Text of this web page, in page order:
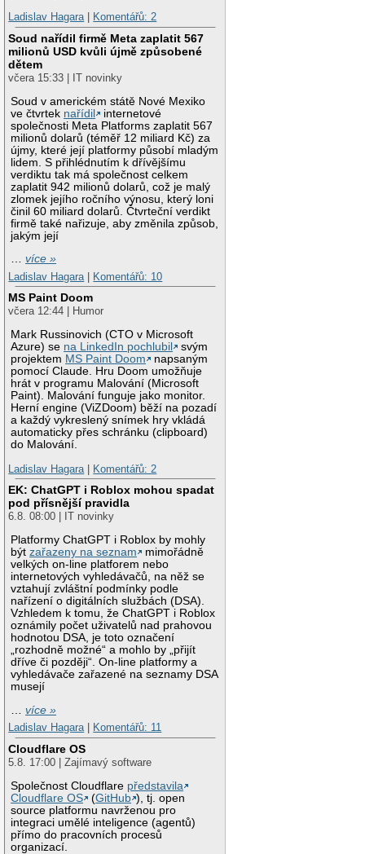
Ladislav Hagara| Komentářů: 2
Soud nařídil firmě Meta zaplatit 567
milionů USD kvůli újmě způsobené
dětem
včera 15:33 | IT novinky
Soud v americkém státě Nové Mexiko
ve čtvrtek nařídil
internetové
společnosti Meta Platforms zaplatit 567
milionů dolarů (téměř 12 miliard Kč) za
újmy, které její platformy působí mladým
lidem. S přihlédnutím k dřívějšímu
verdiktu tak má společnost celkem
zaplatit 942 milionů dolarů, což je malý
zlomek jejího ročního výnosu, který loni
činil 60 miliard dolarů. Čtvrteční verdikt
firmě také nařizuje, aby změnila způsob,
jakým její
…více »
Ladislav Hagara
Komentářů: 10
MS Paint Doom
včera 12:44 | Humor
Mark Russinovich (CTO v Microsoft
Azure) se na LinkedIn pochlubil
svým
projektem MS Paint Doom
napsaným
pomocí Claude. Hru Doom umožňuje
hrát v programu Malování (Microsoft
Paint). Malování funguje jako monitor.
Herní engine (ViZDoom) běží na pozadí
a každý vykreslený snímek hry vkládá
automaticky přes schránku (clipboard)
do Malování.
Ladislav Hagara
Komentářů: 2
EK: ChatGPT i Roblox mohou spadat
pod přísnější pravidla
6.8. 08:00 | IT novinky
Platformy ChatGPT i Roblox by mohly
býtzařazeny na seznam
mimořádně
velkých on-line platforem nebo
internetových vyhledávačů, na něž se
vztahují zvláštní podmínky podle
nařízení o digitálních službách (DSA).
Vzhledem k tomu, že ChatGPT i Roblox
oznámily počet uživatelů nad prahovou
hodnotou DSA, je toto označení
„rozhodně možné“ a mohlo by „přijít
dříve či později“. On-line platformy a
vyhledávače zařazené na seznamy DSA
musejí
…více »
Ladislav Hagara| Komentářů: 11
Cloudflare OS
5.8. 17:00 | Zajímavý software
Společnost Cloudflare představila
Cloudflare OS
(GitHub ), tj. open
source platformu navrženou pro
integraci umělé inteligence (agentů)
přímo do pracovních procesů
organizací.